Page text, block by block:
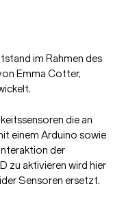
im Rahmen des
Emma Cotter,
die an
einem Arduino sowie
der
zu aktivieren wird hier
Sensoren ersetzt.